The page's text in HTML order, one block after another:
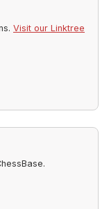
Visit our Linktree